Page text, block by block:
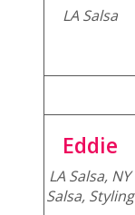
LA Salsa
Eddie
LA Salsa, NY
Salsa, Styling